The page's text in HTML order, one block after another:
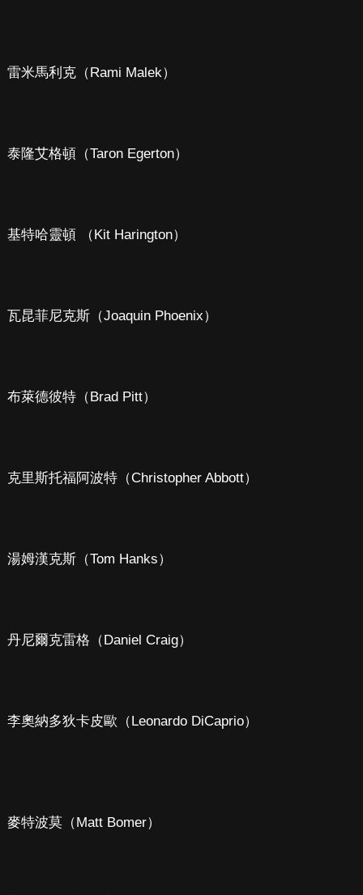
雷米馬利克（Rami Malek）
泰隆艾格頓（Taron Egerton）
基特哈靈頓 （Kit Harington）
瓦昆菲尼克斯（Joaquin Phoenix）
布萊德彼特（Brad Pitt）
克里斯托福阿波特（Christopher Abbott）
湯姆漢克斯（Tom Hanks）
丹尼爾克雷格（Daniel Craig）
李奧納多狄卡皮歐（Leonardo DiCaprio）
麥特波莫（Matt Bomer）